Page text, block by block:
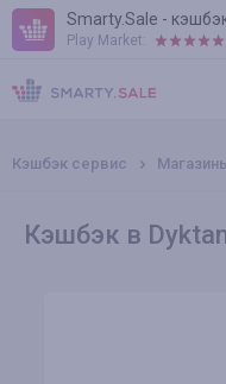
Smarty.Sale -
Play Market:
ПРАВИЛА
ПЛАГИНЫ
Кэшбэк сервис
Кэшбэк в